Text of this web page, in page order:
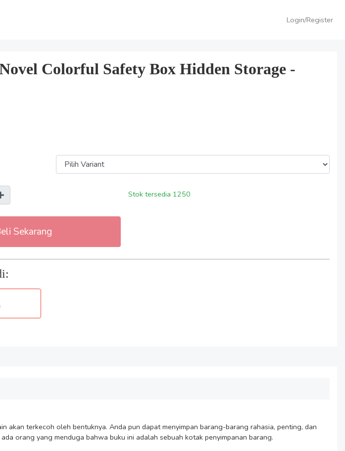
Login/Register
Colorful Safety Box Hidden Storage -
Stok tersedia 1250
Sekarang
terkecoh oleh bentuknya. Anda pun dapat menyimpan barang-barang rahasia, penting, dan
orang yang menduga bahwa buku ini adalah sebuah kotak penyimpanan barang.